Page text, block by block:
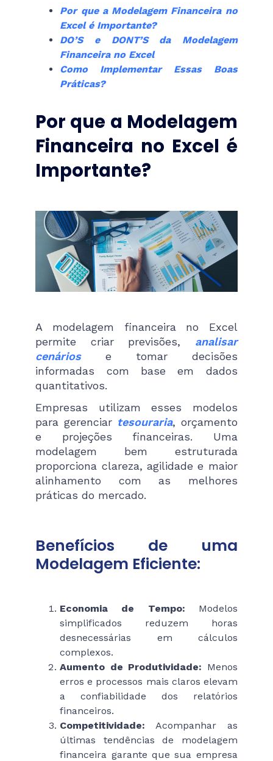
Por que a Modelagem Financeira no
Excel é Importante?
DO’S e DONT’S da Modelagem
Financeira no Excel
Como Implementar Essas Boas
Práticas?
Por que a Modelagem
Financeira no Excel é
Importante?
A modelagem financeira no Excel
permite criar previsões, analisar
cenáriose tomar decisões
informadas com base em dados
quantitativos.
Empresas utilizam esses modelos
para gerenciar tesouraria, orçamento
e projeções financeiras. Uma
modelagem bem estruturada
proporciona clareza, agilidade e maior
alinhamento com as melhores
práticas do mercado.
Benefícios de uma
Modelagem Eficiente:
Economia de Tempo: Modelos
simplificados reduzem horas
desnecessárias em cálculos
complexos.
Aumento de Produtividade: Menos
erros e processos mais claros elevam
a confiabilidade dos relatórios
financeiros.
Competitividade: Acompanhar as
últimas tendências de modelagem
financeira garante que sua empresa